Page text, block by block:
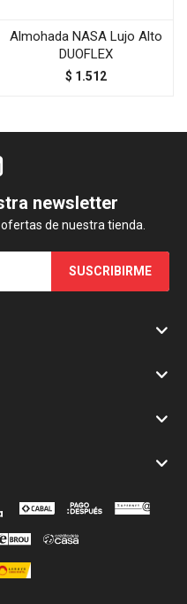
Almohada NASA Lujo Alto
DUOFLEX
$ 1.512
newsletter
de nuestra tienda.
SUSCRIBIRME